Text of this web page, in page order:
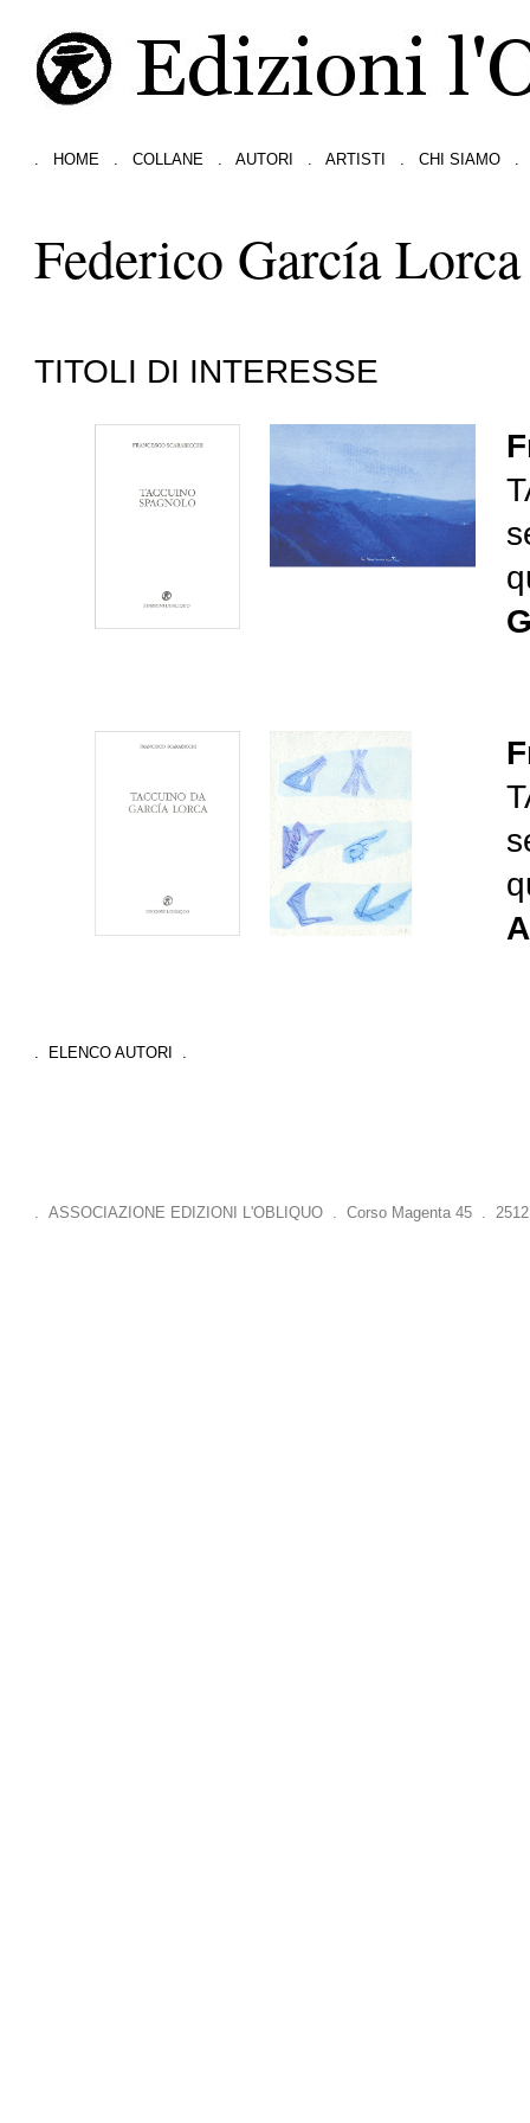
HOME COLLANE AUTORI ARTISTI CHI SIAMO
Federico García Lorca
TITOLI DI INTERESSE
. ELENCO AUTORI .
. ASSOCIAZIONE EDIZIONI L'OBLIQUO . Corso Magenta 45 .